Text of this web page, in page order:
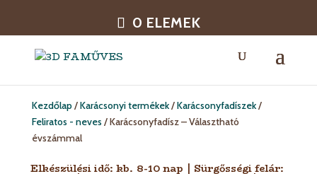
0 ELEMEK
Kezdőlap/Karácsonyi termékek/Karácsonyfadíszek/
Feliratos - neves / Karácsonyfadísz – Választható
évszámmal
Elkészülési idő: kb. 8-10 nap | Sürgősségi felár: